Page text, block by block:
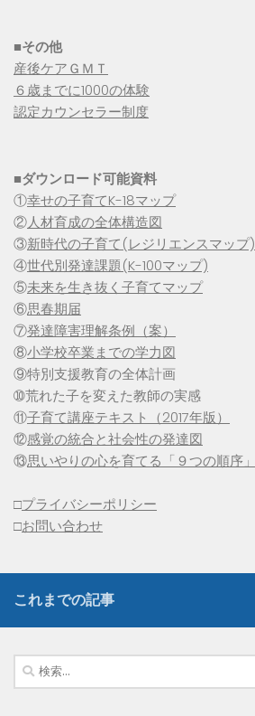
■その他
産後ケアＧＭＴ
６歳までに1000の体験
認定カウンセラー制度
■ダウンロード可能資料
①幸せの子育てK-18マップ
②人材育成の全体構造図
③新時代の子育て(レジリエンスマップ)
④世代別発達課題(K-100マップ)
⑤未来を生き抜く子育てマップ
⑥思春期届
⑦発達障害理解条例（案）
⑧小学校卒業までの学力図
⑨特別支援教育の全体計画
➉荒れた子を変えた教師の実感
⑪子育て講座テキスト（2017年版）
⑫感覚の統合と社会性の発達図
⑬思いやりの心を育てる「９つの順序」
□プライバシーポリシー
□お問い合わせ
これまでの記事
検
索: